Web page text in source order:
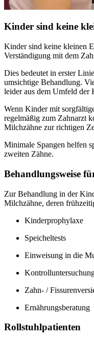
Kinder sind keine
Kinder sind keine kleinen
Verständigung mit dem
Dies bedeutet in erster
umsichtige Behandlung.
leider aus dem Umfeld der
Wenn Kinder mit
regelmäßig zum Zahnarzt
Milchzähne zur richtigen
Minimale Spangen helfen
zweiten Zähne.
Behandlungsweise
Zur Behandlung in der
Milchzähne, deren
Kinderprophylaxe
Speicheltests
Einweisung in die
Zahn- /
Ernährungsberatung
Rollstuhlpatienten